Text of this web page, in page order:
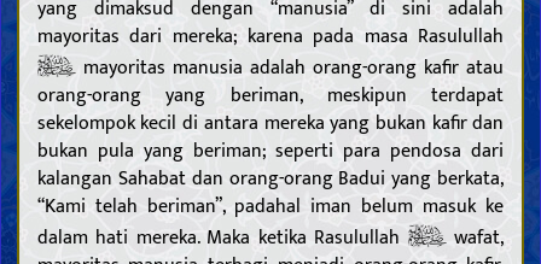
yang dimaksud dengan “manusia” di sini adalah
mayoritas dari mereka; karena pada masa Rasulullah
mayoritas manusia adalah orang-orang kafir atau
orang-orang yang beriman, meskipun terdapat
sekelompok kecil di antara mereka yang bukan kafir dan
bukan pula yang beriman; seperti para pendosa dari
kalangan Sahabat dan orang-orang Badui yang berkata,
“Kami telah beriman”, padahal iman belum masuk ke
dalam hati mereka. Maka ketika Rasulullah
wafat,